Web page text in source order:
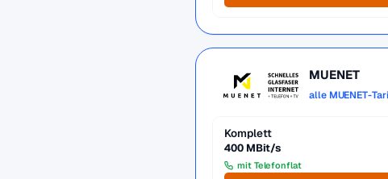
MUENET
alle MUENET-
Komplett
400 MBit/s
mit Telefonflat